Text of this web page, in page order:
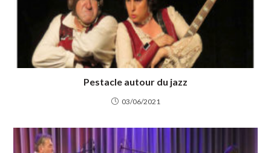
Pestacle autour du jazz
03/06/2021